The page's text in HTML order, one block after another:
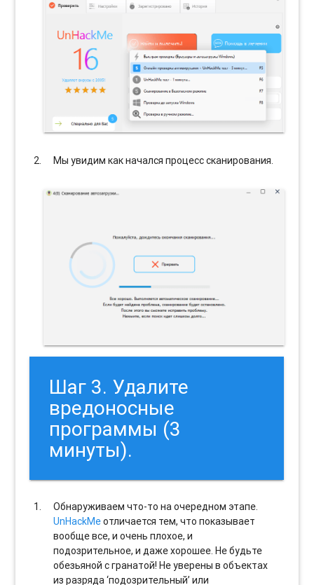
Мы увидим как начался процесс сканирования.
Шаг 3. Удалите
вредоносные
программы (3
минуты).
Обнаруживаем что-то на очередном этапе.
UnHackMeотличается тем, что показывает
вообще все, и очень плохое, и
подозрительное, и даже хорошее. Не будьте
обезьяной с гранатой! Не уверены в объектах
из разряда ‘подозрительный’ или